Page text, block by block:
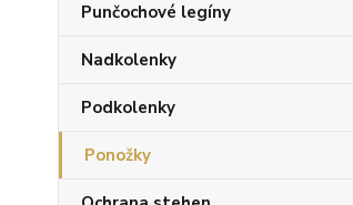
Punčochové legíny
Nadkolenky
Podkolenky
Ponožky